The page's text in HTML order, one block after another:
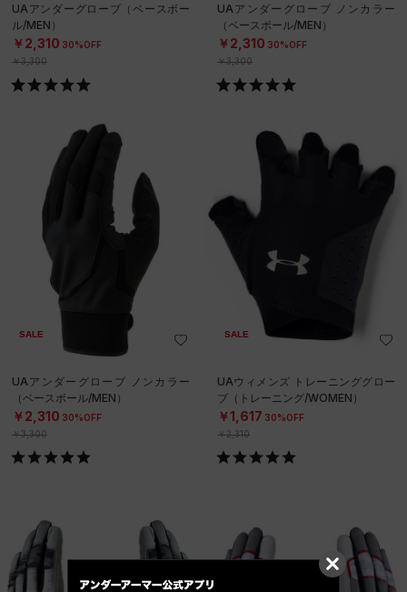
UAアンダーグローブ（ベースボー
ル/MEN）
￥2,310 30%OFF
￥3,300
UAアンダーグローブ ノンカラー
（ベースボール/MEN）
￥2,310 30%OFF
￥3,300
SALE
UAアンダーグローブ ノンカラー
（ベースボール/MEN）
￥2,310 30%OFF
￥3,300
SALE
UAウィメンズ トレーニンググロー
ブ（トレーニング/WOMEN）
￥1,617 30%OFF
￥2,310